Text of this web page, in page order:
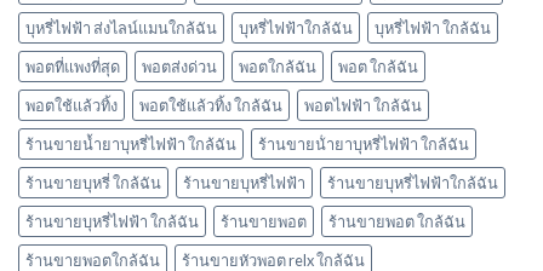
แล้ว
ทิ้ง
marbo
บุหรี่ไฟฟ้า ส่งไลน์แมนใกล้ฉัน
บุหรี่ไฟฟ้าใกล้ฉัน
บุหรี่ไฟฟ้า ใกล้ฉัน
พอตที่แพงที่สุด
พอตส่งด่วน พอตใกล้ฉัน
พอต ใกล้ฉัน
พอตใช้แล้วทิ้ง
พอตใช้แล้วทิ้ง ใกล้ฉัน
พอตไฟฟ้า ใกล้ฉัน
ร้านขายน้ำยาบุหรี่ไฟฟ้า ใกล้ฉัน
ร้านขายน้ํายาบุหรี่ไฟฟ้า ใกล้ฉัน
ร้านขายบุหรี่ ใกล้ฉัน
ร้านขายบุหรี่ไฟฟ้า
ร้านขายบุหรี่ไฟฟ้าใกล้ฉัน
ร้านขายบุหรี่ไฟฟ้า ใกล้ฉัน
ร้านขายพอต
ร้านขายพอต ใกล้ฉัน
ร้านขายพอตใกล้ฉัน
ร้านขายหัวพอต relx ใกล้ฉัน